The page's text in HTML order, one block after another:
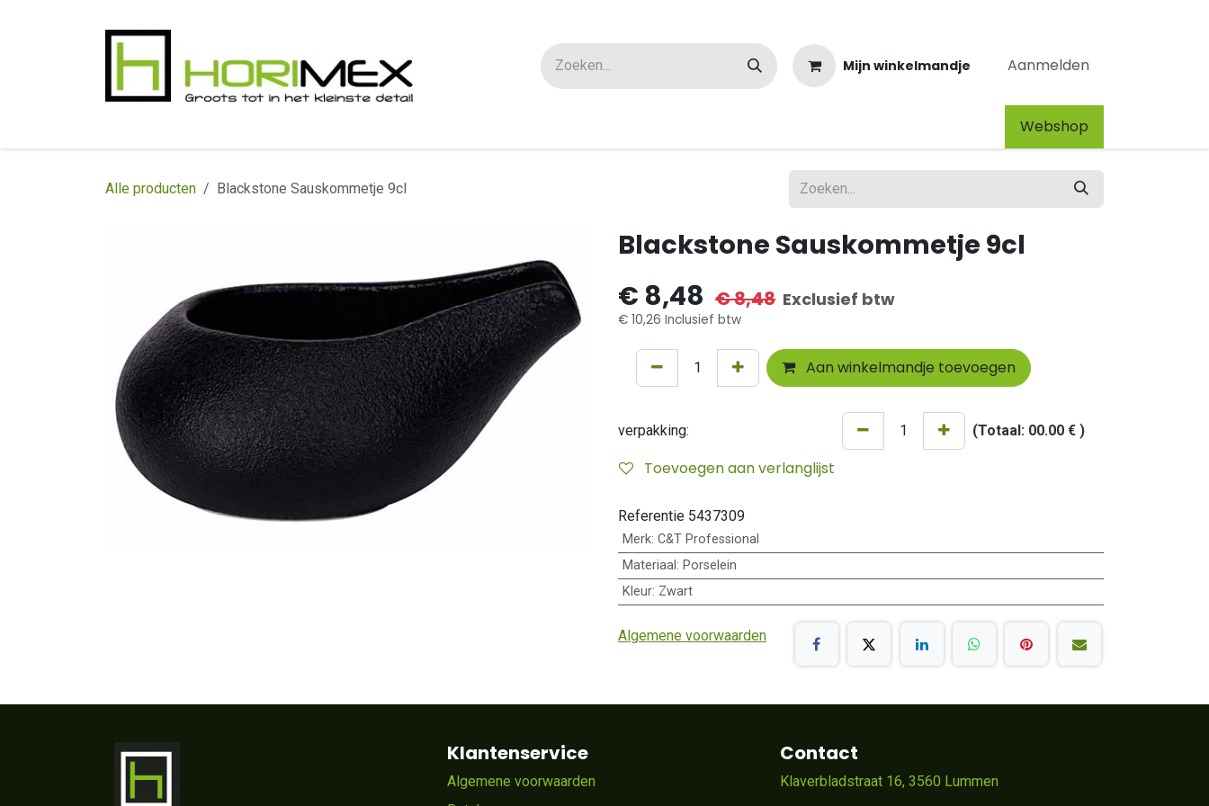
Mijn winkelmandje Aanmelden
Webshop​
Alle producten Blackstone Sauskommetje 9cl
Blackstone Sauskommetje 9cl
€ 8,48 €8,48 Exclusief btw
€ 10,26 Inclusief btw
Aan winkelmandje toevoegen
verpakking: (Totaal: 00.00 € )
Toevoegen aan verlanglijst
Referentie 5437309
Merk: C&T Professional
Materiaal : Porselein
Kleur: Zwart
Algemene voorwaarden
Klantenservice
Algemene voorwaarden
Contact
Klaverbladstraat 16, 3560 Lummen